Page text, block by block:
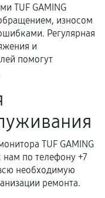
оформление
сроки и
отдельно и
влаги,
вмешательство
TUF GAMING
износом
Регулярная
и
помогут
TUF GAMING
нам по телефону +7
необходимую
ремонта.